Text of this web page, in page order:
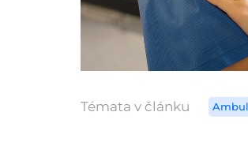
Témata v článku